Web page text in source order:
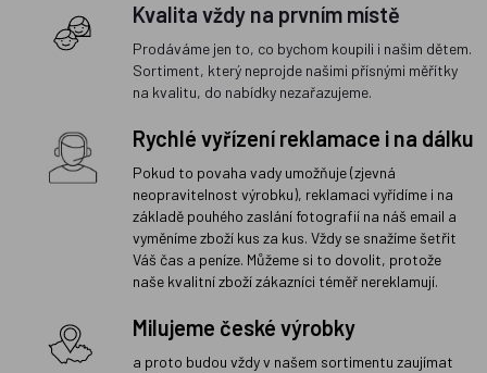
Kvalita vždy na prvním místě
Prodáváme jen to, co bychom koupili i našim dětem.
Sortiment, který neprojde našimi přísnými měřítky
na kvalitu, do nabídky nezařazujeme.
Rychlé vyřízení reklamace i na dálku
Pokud to povaha vady umožňuje (zjevná
neopravitelnost výrobku), reklamaci vyřídíme i na
základě pouhého zaslání fotografií na náš email a
vyměníme zboží kus za kus. Vždy se snažíme šetřit
Váš čas a peníze. Můžeme si to dovolit, protože
naše kvalitní zboží zákazníci téměř nereklamují.
Milujeme české výrobky
a proto budou vždy v našem sortimentu zaujímat